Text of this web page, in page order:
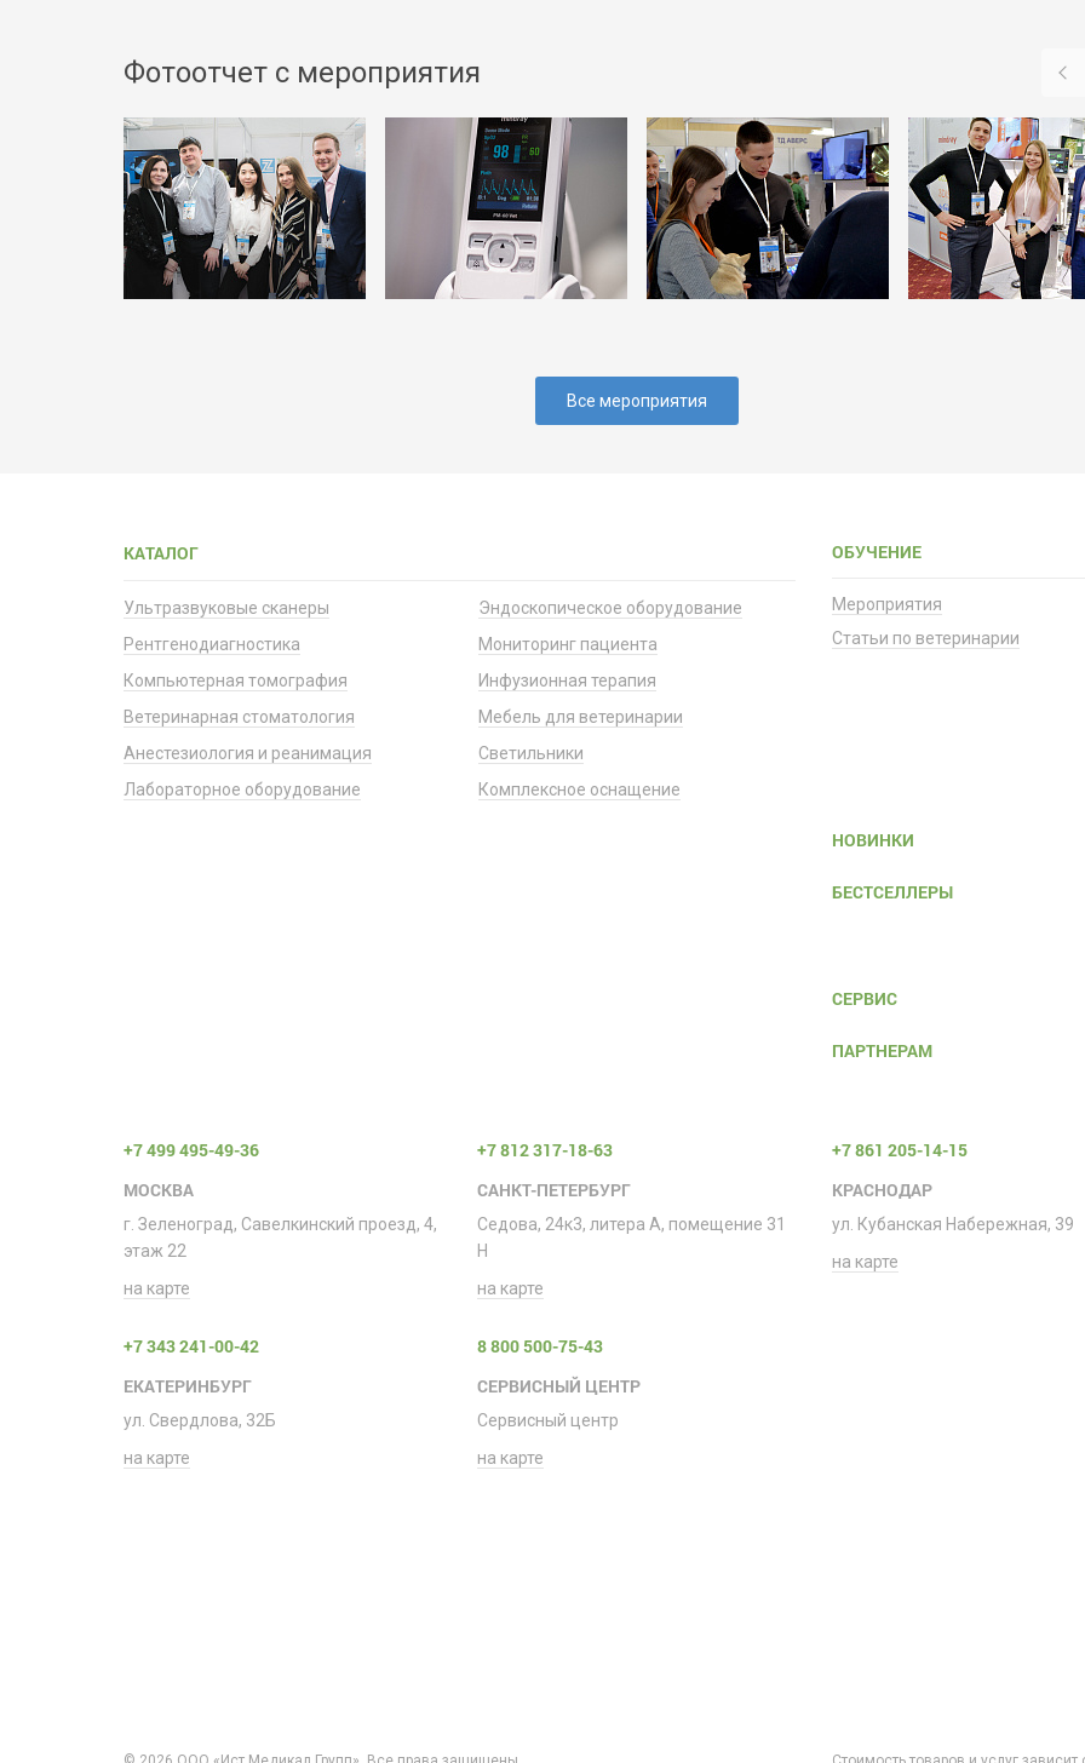
Фотоотчет с мероприятия
Все мероприятия
КАТАЛОГ
Ультразвуковые сканеры
Рентгенодиагностика
Компьютерная томография
Ветеринарная стоматология
Анестезиология и реанимация
Лабораторное оборудование
Эндоскопическое оборудование
Мониторинг пациента
Инфузионная терапия
Мебель для ветеринарии
Светильники
Комплексное оснащение
ОБУЧЕНИЕ
Мероприятия
Статьи по ветеринарии
НОВИНКИ
БЕСТСЕЛЛЕРЫ
СЕРВИС
ПАРТНЕРАМ
+7 499 495-49-36
МОСКВА
г. Зеленоград, Савелкинский проезд, 4,
этаж 22
на карте
+7 812 317-18-63
САНКТ-ПЕТЕРБУРГ
Седова, 24к3, литера А, помещение 31
H
на карте
+7 861 205-14-15
КРАСНОДАР
ул. Кубанская Набережная, 39
на карте
+7 343 241-00-42
ЕКАТЕРИНБУРГ
ул. Свердлова, 32Б
на карте
8 800 500-75-43
СЕРВИСНЫЙ ЦЕНТР
Сервисный центр
на карте